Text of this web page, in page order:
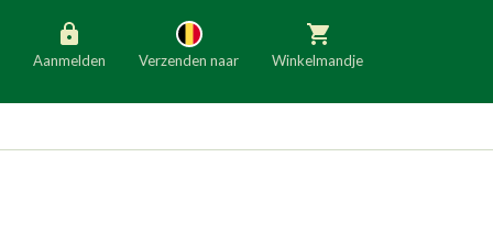
Aanmelden Verzenden naar Winkelmandje